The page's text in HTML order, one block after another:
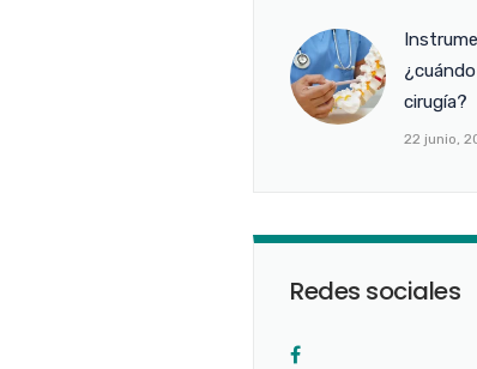
cirugía?
22 junio,
Redes sociales